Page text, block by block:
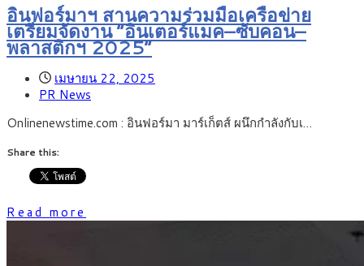
อินฟอร์มาฯ สานความร่วมมือเครือข่าย
เตรียมจัดงาน “อินเตอร์แมค–ซับคอน–
พลาสติกฯ 2025”
เมษายน 22, 2025
PR News
Onlinenewstime.com : อินฟอร์มา มาร์เก็ตส์ ผนึกกำลังกับเ…
Share this:
Read more